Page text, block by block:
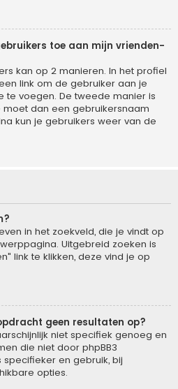
toe aan mijn vrienden-
kan op 2 manieren. In het profiel
link om de gebruiker aan je
te voegen. De tweede manier is
dan een gebruikersnaam
kun je gebruikers weer van de
in het zoekveld, die je vindt op
Uitgebreid zoeken is
link te klikken, deze vind je op
geen resultaten op?
niet specifiek genoeg en
die niet door phpBB3
en gebruik, bij
opties.